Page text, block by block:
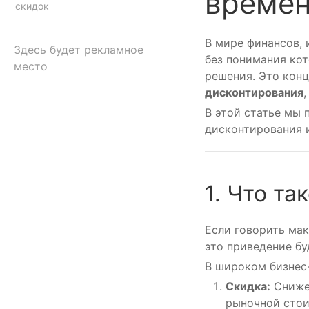
скидок
Здесь будет рекламное
место
В мире финансов,
без понимания
решения. Это
дисконтирования
В этой статье мы
дисконтирования
1. Что
Если говорить
это приведение
В широком
Скидка:
рыночной